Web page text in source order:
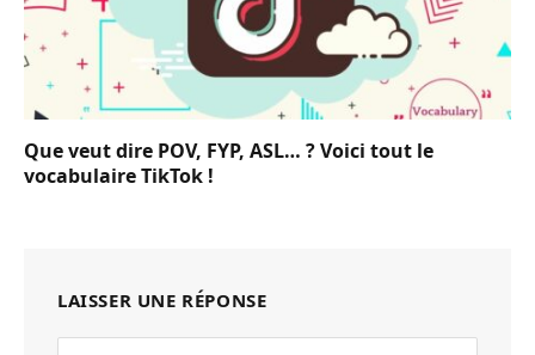
Que veut dire POV, FYP, ASL… ? Voici tout le
vocabulaire TikTok !
LAISSER UNE RÉPONSE